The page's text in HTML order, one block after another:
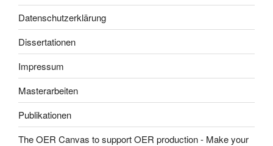
Datenschutzerklärung
Dissertationen
Impressum
Masterarbeiten
Publikationen
The OER Canvas to support OER production - Make your